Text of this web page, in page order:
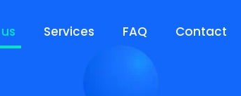
Services FAQ Contact